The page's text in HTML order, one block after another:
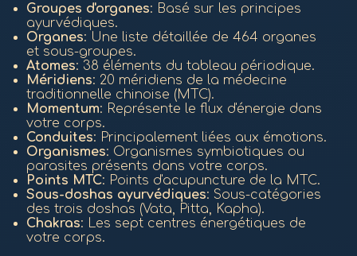
Groupes d'organes: Basé sur les principes
ayurvédiques.
Organes: Une liste détaillée de 464 organes
et sous-groupes.
Atomes: 38 éléments du tableau périodique.
Méridiens: 20 méridiens de la médecine
traditionnelle chinoise (MTC).
Momentum: Représente le flux d'énergie dans
votre corps.
Conduites: Principalement liées aux émotions.
Organismes: Organismes symbiotiques ou
parasites présents dans votre corps.
Points MTC: Points d'acupuncture de la MTC.
Sous-doshas ayurvédiques: Sous-catégories
des trois doshas (Vata, Pitta, Kapha).
Chakras: Les sept centres énergétiques de
votre corps.